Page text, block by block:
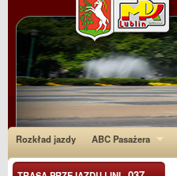
Rozkład jazdy ABC Pasażera